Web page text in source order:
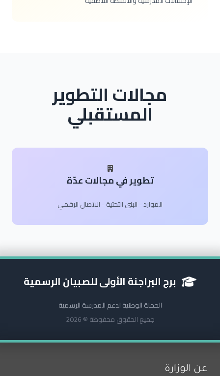
مجالات التطوير
المستقبلي
تطوير في مجالات عدّة
الموارد - البنى التحتية - الاتصال الرقمي
برج البراجنة الأولى للصبيان الرسمية
الحملة الوطنية لدعم المدرسة الرسمية
جميع الحقوق محفوظة © 2026
عن الوزارة